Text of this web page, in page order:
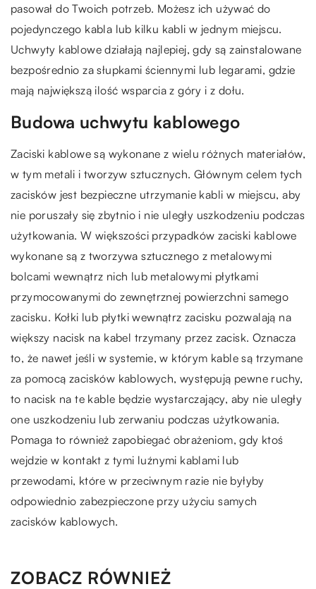
pasował do Twoich potrzeb. Możesz ich używać do
pojedynczego kabla lub kilku kabli w jednym miejscu.
Uchwyty kablowe działają najlepiej, gdy są zainstalowane
bezpośrednio za słupkami ściennymi lub legarami, gdzie
mają największą ilość wsparcia z góry i z dołu.
Budowa uchwytu kablowego
Zaciski kablowe są wykonane z wielu różnych materiałów,
w tym metali i tworzyw sztucznych. Głównym celem tych
zacisków jest bezpieczne utrzymanie kabli w miejscu, aby
nie poruszały się zbytnio i nie uległy uszkodzeniu podczas
użytkowania. W większości przypadków zaciski kablowe
wykonane są z tworzywa sztucznego z metalowymi
bolcami wewnątrz nich lub metalowymi płytkami
przymocowanymi do zewnętrznej powierzchni samego
zacisku. Kołki lub płytki wewnątrz zacisku pozwalają na
większy nacisk na kabel trzymany przez zacisk. Oznacza
to, że nawet jeśli w systemie, w którym kable są trzymane
za pomocą zacisków kablowych, występują pewne ruchy,
to nacisk na te kable będzie wystarczający, aby nie uległy
one uszkodzeniu lub zerwaniu podczas użytkowania.
Pomaga to również zapobiegać obrażeniom, gdy ktoś
wejdzie w kontakt z tymi luźnymi kablami lub
przewodami, które w przeciwnym razie nie byłyby
odpowiednio zabezpieczone przy użyciu samych
zacisków kablowych.
ZOBACZ RÓWNIEŻ